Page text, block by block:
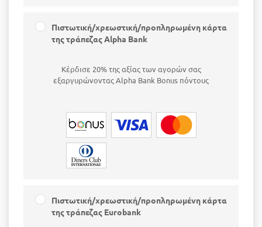
Πιστωτική/χρεωστική/προπληρωμένη κάρτα
της τράπεζας Alpha Bank
Κέρδισε 20% της αξίας των αγορών σας
εξαργυρώνοντας Alpha Bank Bonus πόντους
Πιστωτική/χρεωστική/προπληρωμένη κάρτα
της τράπεζας Eurobank